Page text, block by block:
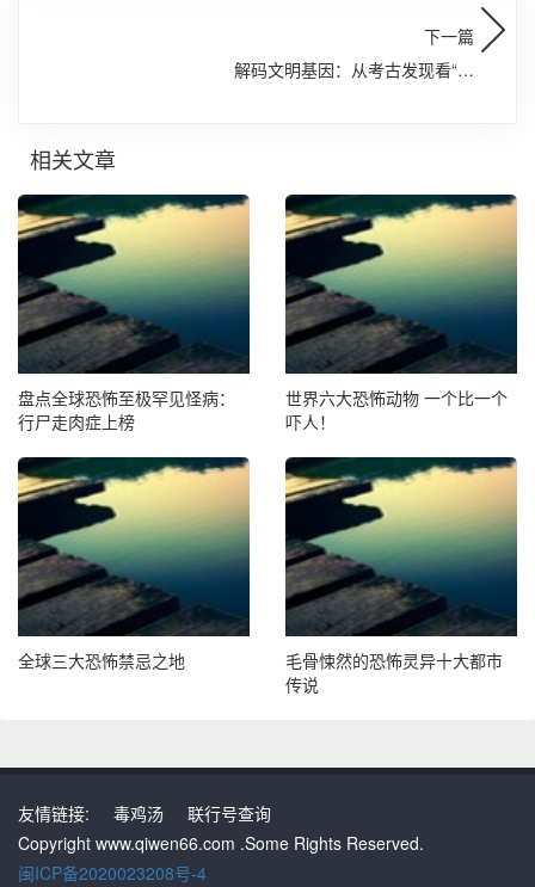
下一篇
解码文明基因：从考古发现看“何
相关文章
盘点全球恐怖至极罕见怪病：
行尸走肉症上榜
世界六大恐怖动物 一个比一个
吓人！
全球三大恐怖禁忌之地
毛骨悚然的恐怖灵异十大都市
传说
友情链接: 毒鸡汤
联行号查询
Copyright www.qiwen66.com .Some Rights Reserved.
闽ICP备2020023208号-4